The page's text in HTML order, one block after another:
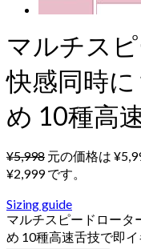
マルチス
快感同時
め 10種高
¥5,998 元の価格は
¥2,999 です。
Sizing guide
マルチスピードロータ
め 10種高速舌技で即イ